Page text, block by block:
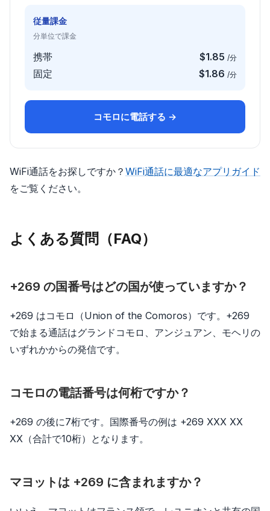
従量課金
分単位で課金
携帯 $1.85 /分
固定 $1.86 /分
コモロに電話する →
WiFi通話をお探しですか？ WiFi通話に最適なアプリガイド
をご覧ください。
よくある質問（FAQ）
+269 の国番号はどの国が使っていますか？
+269 はコモロ（Union of the Comoros）です。+269
で始まる通話はグランドコモロ、アンジュアン、モヘリの
いずれかからの発信です。
コモロの電話番号は何桁ですか？
+269 の後に7桁です。国際番号の例は +269 XXX XX
XX（合計で10桁）となります。
マヨットは +269 に含まれますか？